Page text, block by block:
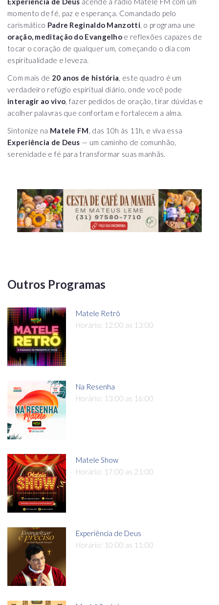
momento de fé, paz e esperança. Comandado pelo
carismático Padre Reginaldo Manzotti, o programa une
oração, meditação do Evangelho e reflexões capazes de
tocar o coração de qualquer um, começando o dia com
espiritualidade e leveza.
Com mais de 20 anos de história, este quadro é um
verdadeiro refúgio espiritual diário, onde você pode
interagir ao vivo, fazer pedidos de oração, tirar dúvidas e
acolher palavras que confortam e fortalecem a alma.
Sintonize na Matele FM, das 10h às 11h, e viva essa
Experiência de Deus — um caminho de comunhão,
serenidade e fé para transformar suas manhãs.
Outros Programas
Matele Retrô
Horário: 12:00 as 13:00
Na Resenha
Horário: 13:00 as 16:00
Matele Show
Horário: 17:00 as 21:00
Experiência de Deus
Horário: 10:00 as 11:00